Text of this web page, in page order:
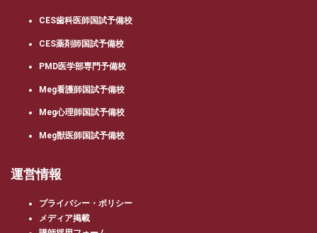
CES歯科医師国試予備校
CES薬剤師国試予備校
PMD医学部専門予備校
Meg看護師国試予備校
Meg心理師国試予備校
Meg獣医師国試予備校
運営情報
プライバシー・ポリシー
メディア掲載